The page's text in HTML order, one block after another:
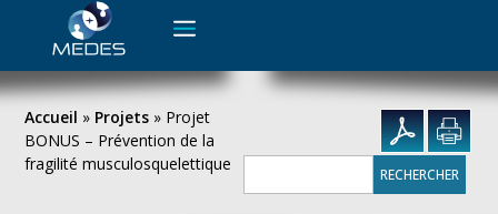
Rechercher :
Accueil » Projets » Projet
BONUS – Prévention de la
fragilité musculosquelettique